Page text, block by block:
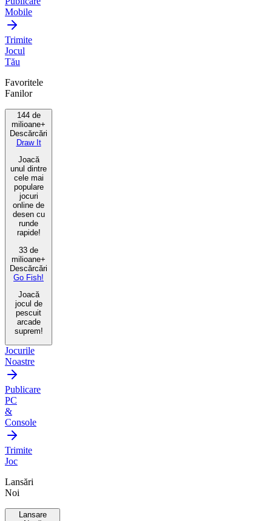
Mobile
Trimite
Jocul
Tău
Favoritele
Fanilor
144 de
milioane+
Descărcări
Draw It
Joacă
unul dintre
cele mai
populare
jocuri
online de
desen cu
runde
rapide!
33 de
milioane+
Descărcări
Go Fish!
Joacă
jocul de
pescuit
arcade
suprem!
Jocurile
Noastre
Publicare
PC
&
Console
Trimite
Joc
Lansări
Noi
Lansare